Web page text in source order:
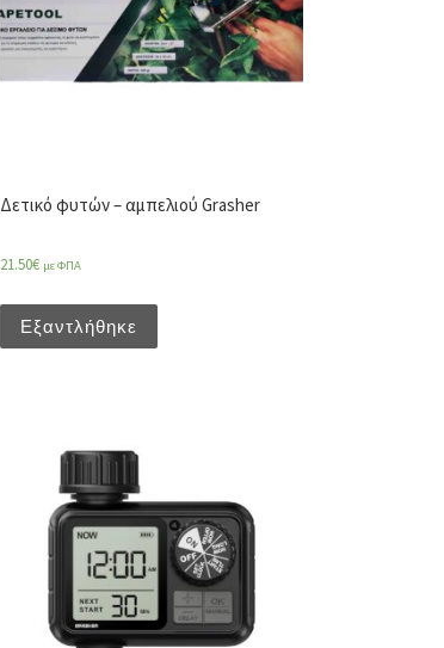
Δετικό φυτών – αμπελιού Grasher
21.50€ με ΦΠΑ
Εξαντλήθηκε